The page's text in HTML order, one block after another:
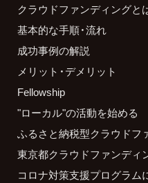
クラウドファンディングと
基本的な手順・流れ
成功事例の解説
メリット・デメリット
Fellowship
"ローカル"の活動を始める
ふるさと納税型クラウドフ
東京都クラウドファンディ
コロナ対策支援プログラム